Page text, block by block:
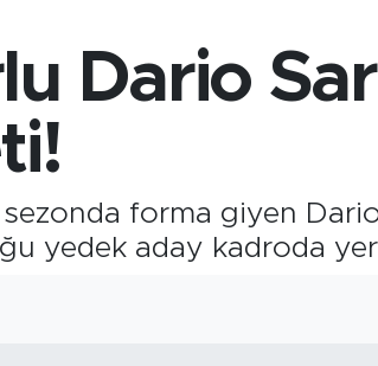
Dario
forma giyen Dario
yedek aday kadroda yer